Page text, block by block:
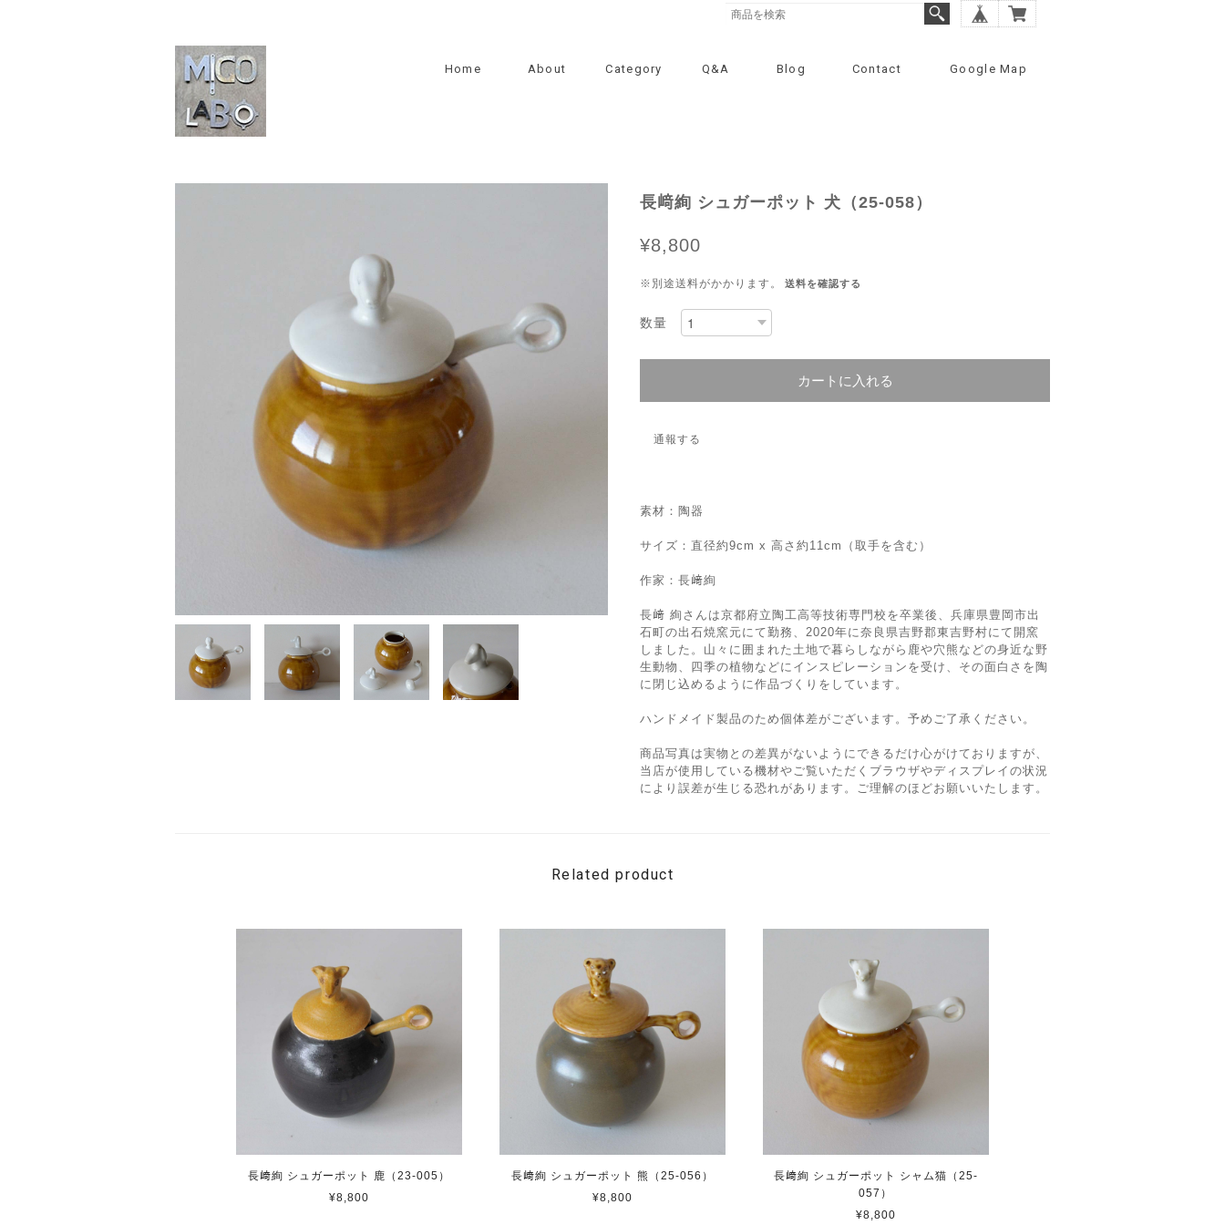
Home About Category Q&A Blog Contact Google Map
長﨑絢 シュガーポット 犬（25-058）
¥8,800
※別途送料がかかります。 送料を確認する
数量
カートに入れる
通報する
素材：陶器
サイズ：直径約9cm x 高さ約11cm（取手を含む）
作家：長﨑絢
長﨑 絢さんは京都府立陶工高等技術専門校を卒業後、兵庫県豊岡市出
石町の出石焼窯元にて勤務、2020年に奈良県吉野郡東吉野村にて開窯
しました。山々に囲まれた土地で暮らしながら鹿や穴熊などの身近な野
生動物、四季の植物などにインスピレーションを受け、その面白さを陶
に閉じ込めるように作品づくりをしています。
ハンドメイド製品のため個体差がございます。予めご了承ください。
商品写真は実物との差異がないようにできるだけ心がけておりますが、
当店が使用している機材やご覧いただくブラウザやディスプレイの状況
により誤差が生じる恐れがあります。ご理解のほどお願いいたします。
Related product
長﨑絢 シュガーポット 鹿（23-005）
¥8,800
長﨑絢 シュガーポット 熊（25-056）
¥8,800
長﨑絢 シュガーポット シャム猫（25-
057）
¥8,800